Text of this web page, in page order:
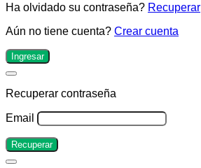
Ha olvidado su contraseña? Recuperar
Aún no tiene cuenta? Crear cuenta
Ingresar
Recuperar contraseña
Email
Recuperar